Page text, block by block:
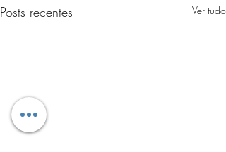
Posts recentes Ver tudo